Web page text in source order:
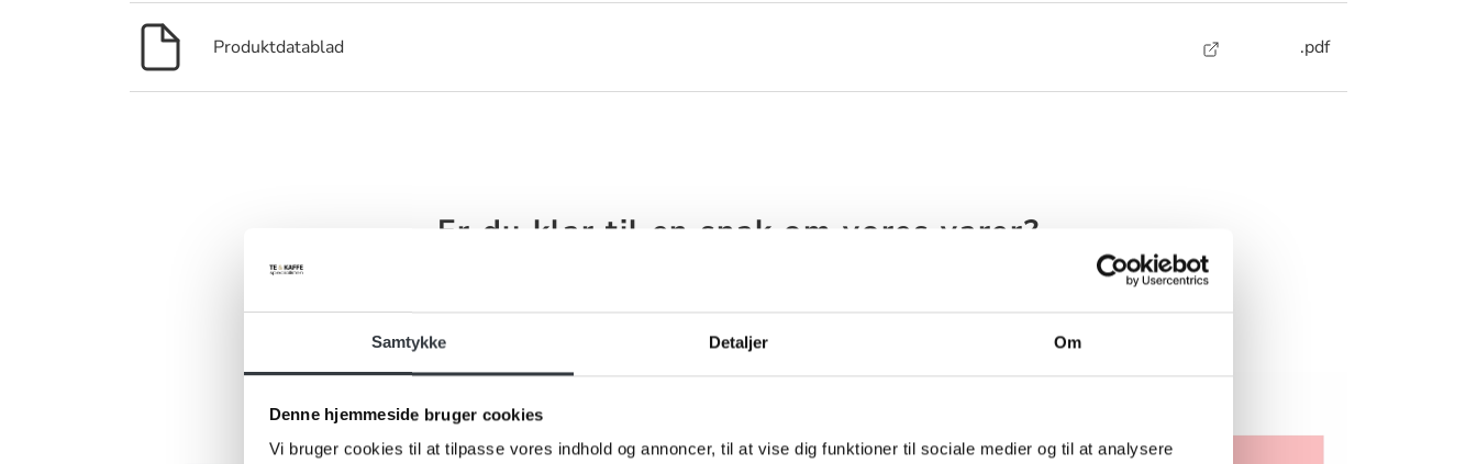
Samtykke Detaljer Om
Denne hjemmeside bruger cookies
Vi bruger cookies til at tilpasse vores indhold og annoncer, til at vise dig funktioner til sociale medier og til at analysere
Produktdatablad .pdf
Er du klar til en snak om vores varer?
kontaktformular og send den til os, så vender vi tilbage til dig hurtigst muligt.